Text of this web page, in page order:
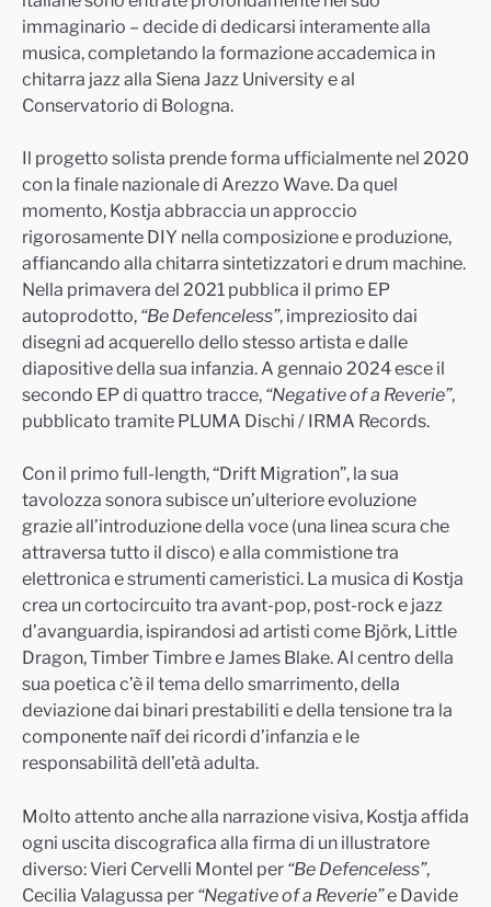
immaginario – decide di dedicarsi interamente alla
musica, completando la formazione accademica in
chitarra jazz alla Siena Jazz University e al
Conservatorio di Bologna.
Il progetto solista prende forma ufficialmente nel 2020
con la finale nazionale di Arezzo Wave. Da quel
momento, Kostja abbraccia un approccio
rigorosamente DIY nella composizione e produzione,
affiancando alla chitarra sintetizzatori e drum machine.
Nella primavera del 2021 pubblica il primo EP
autoprodotto, “Be Defenceless”, impreziosito dai
disegni ad acquerello dello stesso artista e dalle
diapositive della sua infanzia. A gennaio 2024 esce il
secondo EP di quattro tracce, “Negative of a Reverie”,
pubblicato tramite PLUMA Dischi / IRMA Records.
Con il primo full-length, “Drift Migration”, la sua
tavolozza sonora subisce un’ulteriore evoluzione
grazie all’introduzione della voce (una linea scura che
attraversa tutto il disco) e alla commistione tra
elettronica e strumenti cameristici. La musica di Kostja
crea un cortocircuito tra avant-pop, post-rock e jazz
d’avanguardia, ispirandosi ad artisti come Björk, Little
Dragon, Timber Timbre e James Blake. Al centro della
sua poetica c’è il tema dello smarrimento, della
deviazione dai binari prestabiliti e della tensione tra la
componente naïf dei ricordi d’infanzia e le
responsabilità dell’età adulta.
Molto attento anche alla narrazione visiva, Kostja affida
ogni uscita discografica alla firma di un illustratore
diverso: Vieri Cervelli Montel per “Be Defenceless”,
Cecilia Valagussa per “Negative of a Reverie”e Davide